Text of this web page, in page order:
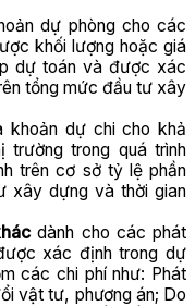
dự phòng cho các
khối lượng hoặc giá
dự toán và được xác
tổng mức đầu tư xây
khoản dự chi cho khả
trường trong quá trình
trên cơ sở tỷ lệ phần
xây dựng và thời gian
dành cho các phát
xác định trong dự
các chi phí như: Phát
vật tư, phương án; Do